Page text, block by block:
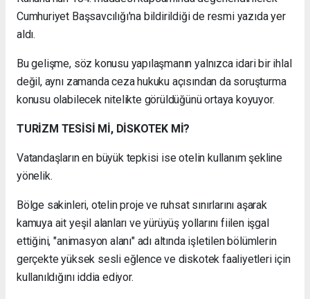
Cumhuriyet Başsavcılığı'na bildirildiği de resmi yazıda yer
aldı.
Bu gelişme, söz konusu yapılaşmanın yalnızca idari bir ihlal
değil, aynı zamanda ceza hukuku açısından da soruşturma
konusu olabilecek nitelikte görüldüğünü ortaya koyuyor.
TURİZM TESİSİ Mİ, DİSKOTEK Mİ?
Vatandaşların en büyük tepkisi ise otelin kullanım şekline
yönelik.
Bölge sakinleri, otelin proje ve ruhsat sınırlarını aşarak
kamuya ait yeşil alanları ve yürüyüş yollarını fiilen işgal
ettiğini, "animasyon alanı" adı altında işletilen bölümlerin
gerçekte yüksek sesli eğlence ve diskotek faaliyetleri için
kullanıldığını iddia ediyor.